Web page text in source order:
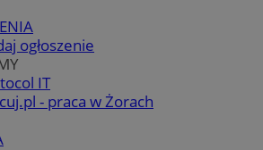
ogłoszenie
IT
- praca w Żorach